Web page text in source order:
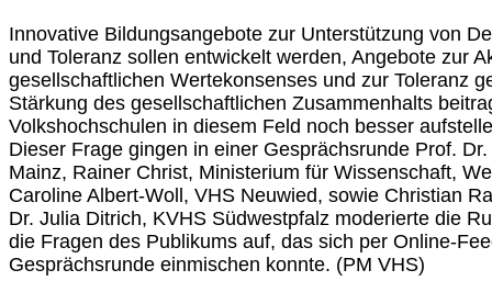
Innovative Bildungsangebote zur Unterstützung von
und Toleranz sollen entwickelt werden, Angebote zur
gesellschaftlichen Wertekonsenses und zur Toleranz
Stärkung des gesellschaftlichen Zusammenhalts
Volkshochschulen in diesem Feld noch besser
Dieser Frage gingen in einer Gesprächsrunde Prof.
Mainz, Rainer Christ, Ministerium für Wissenschaft,
Caroline Albert-Woll, VHS Neuwied, sowie Christian
Dr. Julia Ditrich, KVHS Südwestpfalz moderierte die
die Fragen des Publikums auf, das sich per Online-
Gesprächsrunde einmischen konnte. (PM VHS)